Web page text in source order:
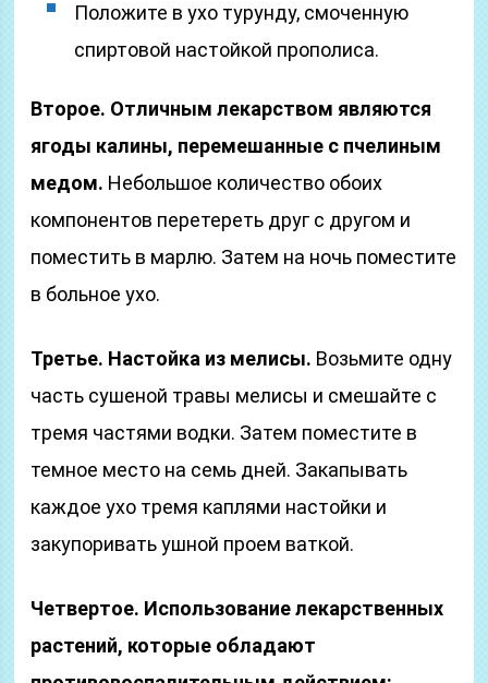
Положите в ухо турунду, смоченную
спиртовой настойкой прополиса.
Второе. Отличным лекарством являются
ягоды калины, перемешанные с пчелиным
медом. Небольшое количество обоих
компонентов перетереть друг с другом и
поместить в марлю. Затем на ночь поместите
в больное ухо.
Третье. Настойка из мелисы. Возьмите одну
часть сушеной травы мелисы и смешайте с
тремя частями водки. Затем поместите в
темное место на семь дней. Закапывать
каждое ухо тремя каплями настойки и
закупоривать ушной проем ваткой.
Четвертое. Использование лекарственных
растений, которые обладают